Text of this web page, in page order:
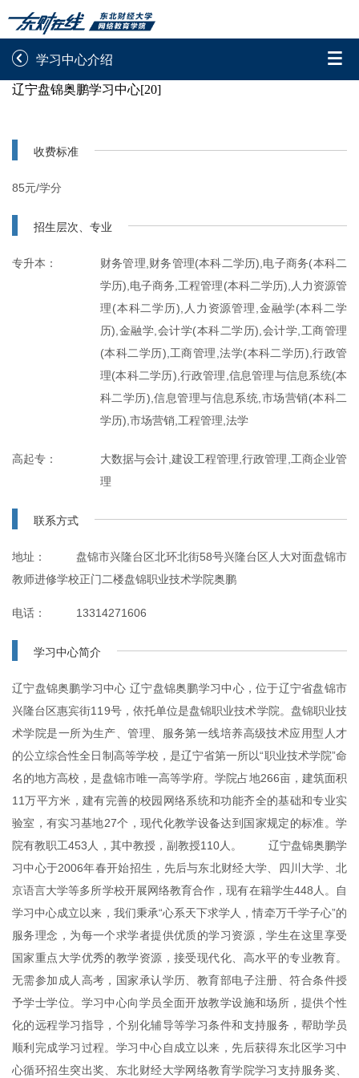

 学习中心介绍
录取通知书查询
学信网图像校对
学籍相关申请
信息确认及测试
辽宁盘锦奥鹏学习中心[20]
收费标准
85元/学分
招生层次、专业
专升本：
财务管理,财务管理(本科二学历),电子商务(本科二
学历),电子商务,工程管理(本科二学历),人力资源管
理(本科二学历),人力资源管理,金融学(本科二学
历),金融学,会计学(本科二学历),会计学,工商管理
(本科二学历),工商管理,法学(本科二学历),行政管
理(本科二学历),行政管理,信息管理与信息系统(本
科二学历),信息管理与信息系统,市场营销(本科二
学历),市场营销,工程管理,法学
高起专：
大数据与会计,建设工程管理,行政管理,工商企业管
理
联系方式
地址：
盘锦市兴隆台区北环北街58号兴隆台区人大对面盘锦市
教师进修学校正门二楼盘锦职业技术学院奥鹏
电话： 13314271606
学习中心简介
辽宁盘锦奥鹏学习中心 辽宁盘锦奥鹏学习中心，位于辽宁省盘锦市
兴隆台区惠宾街119号，依托单位是盘锦职业技术学院。盘锦职业技
术学院是一所为生产、管理、服务第一线培养高级技术应用型人才
的公立综合性全日制高等学校，是辽宁省第一所以“职业技术学院”命
名的地方高校，是盘锦市唯一高等学府。学院占地266亩，建筑面积
11万平方米，建有完善的校园网络系统和功能齐全的基础和专业实
验室，有实习基地27个，现代化教学设备达到国家规定的标准。学
院有教职工453人，其中教授，副教授110人。 辽宁盘锦奥鹏学
习中心于2006年春开始招生，先后与东北财经大学、四川大学、北
京语言大学等多所学校开展网络教育合作，现有在籍学生448人。自
学习中心成立以来，我们秉承“心系天下求学人，情牵万千学子心”的
服务理念，为每一个求学者提供优质的学习资源，学生在这里享受
国家重点大学优秀的教学资源，接受现代化、高水平的专业教育。
无需参加成人高考，国家承认学历、教育部电子注册、符合条件授
予学士学位。学习中心向学员全面开放教学设施和场所，提供个性
化的远程学习指导，个别化辅导等学习条件和支持服务，帮助学员
顺利完成学习过程。学习中心自成立以来，先后获得东北区学习中
心循环招生突出奖、东北财经大学网络教育学院学习支持服务奖、